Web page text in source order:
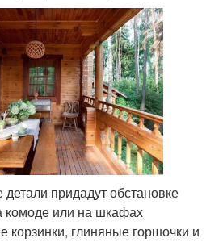
придадут обстановке
комоде или на шкафах
корзинки, глиняные горшочки и